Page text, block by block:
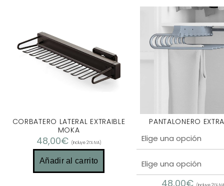
CORBATERO LATERAL EXTRAIBLE
MOKA
48,00€ (Incluye 21% IVA)
Añadir al carrito
PANTALONERO
48,00€